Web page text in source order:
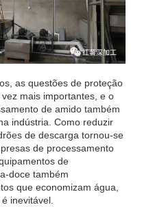
as questões de proteção
mais importantes, e o
de amido também
indústria. Como reduzir
de descarga tornou-se
de processamento
de
doce também
que economizam água,
inevitável.